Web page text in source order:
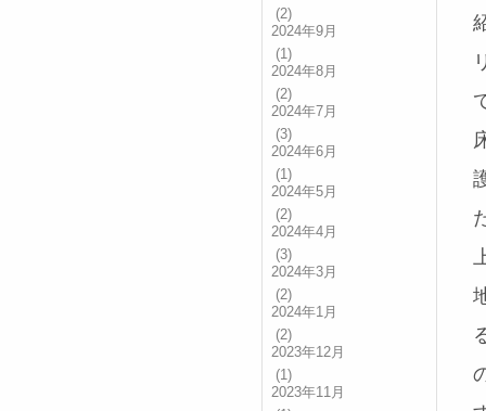
(2)
2024年9月
(1)
2024年8月
(2)
2024年7月
(3)
2024年6月
(1)
2024年5月
(2)
2024年4月
(3)
2024年3月
(2)
2024年1月
(2)
2023年12月
(1)
2023年11月